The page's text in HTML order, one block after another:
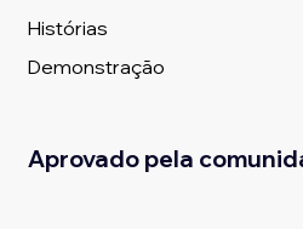
Histórias
Demonstração
Aprovado pela